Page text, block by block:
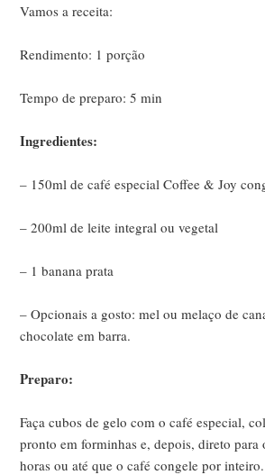
Vamos a receita:
Rendimento: 1 porção
Tempo de preparo: 5 min
Ingredientes:
– 150ml de café especial Coffee & Joy
– 200ml de leite integral ou vegetal
– 1 banana prata
– Opcionais a gosto: mel ou melaço de
chocolate em barra.
Preparo:
Faça cubos de gelo com o café especial,
pronto em forminhas e, depois, direto para
horas ou até que o café congele por inteiro.